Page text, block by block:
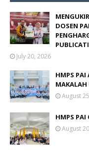
DOSEN
July 20, 2026
HMPS PAI
August
HMPS PAI
August